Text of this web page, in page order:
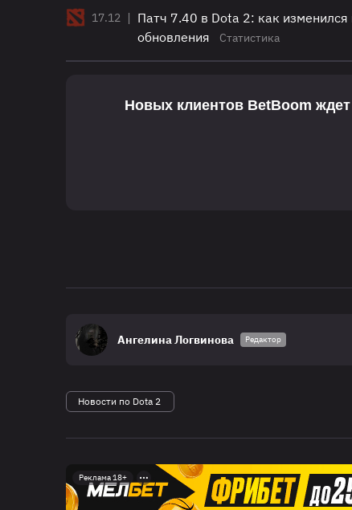
17.12 | Патч 7.40 в Dota 2: как
обновления
Статистика
Новых клиентов BetBoom ждет
Ангелина Логвинова Редактор
Новости по Dota 2
Реклама 18+